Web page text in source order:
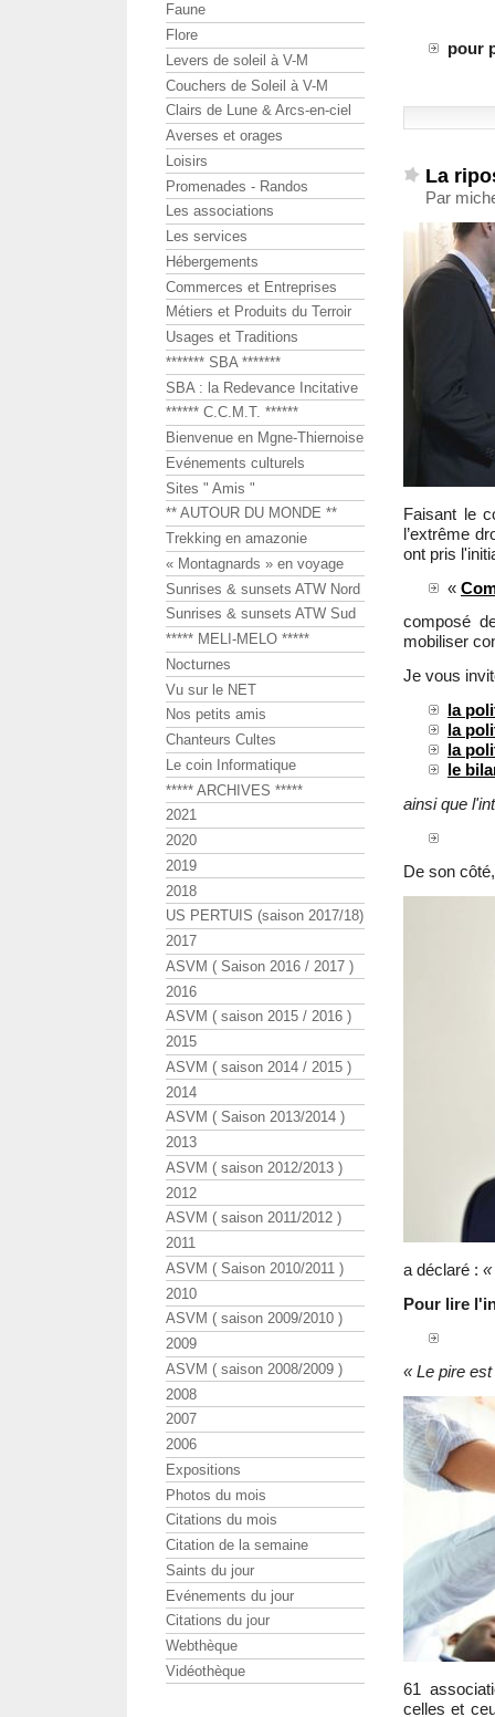
pour
La
Par
Faisant le
l’extrême
ont pris
«
composé
mobiliser
Je vous
la
la
la
le
ainsi que
De son
a déclaré : «
Pour lire
« Le pire
61
celles et
Faune
Flore
Levers de soleil à V-M
Couchers de Soleil à V-M
Clairs de Lune & Arcs-en-ciel
Averses et orages
Loisirs
Promenades - Randos
Les associations
Les services
Hébergements
Commerces et Entreprises
Métiers et Produits du Terroir
Usages et Traditions
******* SBA *******
SBA : la Redevance Incitative
****** C.C.M.T. ******
Bienvenue en Mgne-Thiernoise
Evénements culturels
Sites " Amis "
** AUTOUR DU MONDE **
Trekking en amazonie
« Montagnards » en voyage
Sunrises & sunsets ATW Nord
Sunrises & sunsets ATW Sud
***** MELI-MELO *****
Nocturnes
Vu sur le NET
Nos petits amis
Chanteurs Cultes
Le coin Informatique
***** ARCHIVES *****
2021
2020
2019
2018
US PERTUIS (saison 2017/18)
2017
ASVM ( Saison 2016 / 2017 )
2016
ASVM ( saison 2015 / 2016 )
2015
ASVM ( saison 2014 / 2015 )
2014
ASVM ( Saison 2013/2014 )
2013
ASVM ( saison 2012/2013 )
2012
ASVM ( saison 2011/2012 )
2011
ASVM ( Saison 2010/2011 )
2010
ASVM ( saison 2009/2010 )
2009
ASVM ( saison 2008/2009 )
2008
2007
2006
Expositions
Photos du mois
Citations du mois
Citation de la semaine
Saints du jour
Evénements du jour
Citations du jour
Webthèque
Vidéothèque